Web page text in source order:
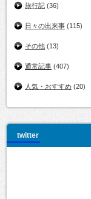
旅行記 (36)
日々の出来事 (115)
その他 (13)
通常記事 (407)
人気・おすすめ (20)
twitter